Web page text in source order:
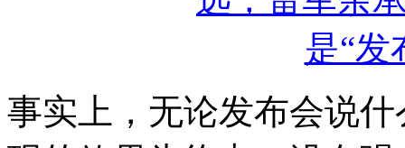
事实上，无论发布会说